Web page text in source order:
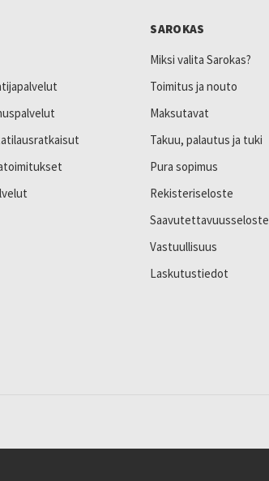
SAROKAS
Miksi valita Sarokas?
Toimitus ja nouto
Maksutavat
Takuu, palautus ja tuki
Pura sopimus
Rekisteriseloste
Saavutettavuusseloste
Vastuullisuus
Laskutustiedot